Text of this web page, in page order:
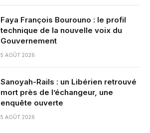
Faya François Bourouno : le profil
technique de la nouvelle voix du
Gouvernement
5 AOÛT 2026
Sanoyah-Rails : un Libérien retrouvé
mort près de l’échangeur, une
enquête ouverte
5 AOÛT 2026